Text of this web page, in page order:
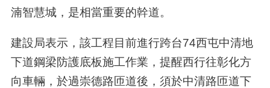
湳智慧城，是相當重要的幹道。
建設局表示，該工程目前進行跨台74西屯中清地
下道鋼梁防護底板施工作業，提醒西行往彰化方
向車輛，於過崇德路匝道後，須於中清路匝道下